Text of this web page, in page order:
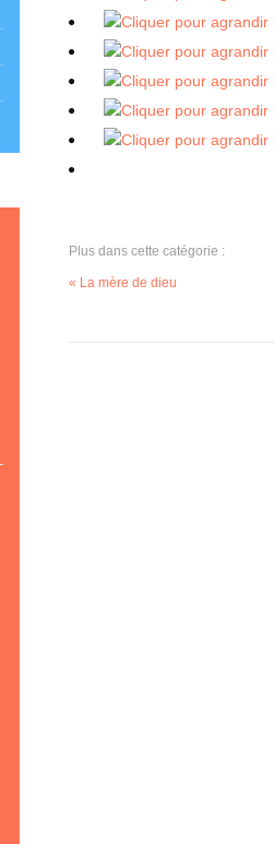
Plus dans cette catégorie :
« La mère de dieu